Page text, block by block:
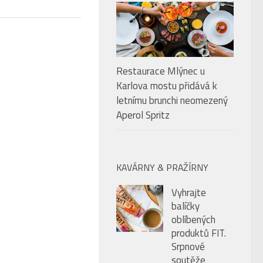
Restaurace Mlýnec u
Karlova mostu přidává k
letnímu brunchi neomezený
Aperol Spritz
KAVÁRNY & PRAŽÍRNY
Vyhrajte
balíčky
oblíbených
produktů FIT.
Srpnové